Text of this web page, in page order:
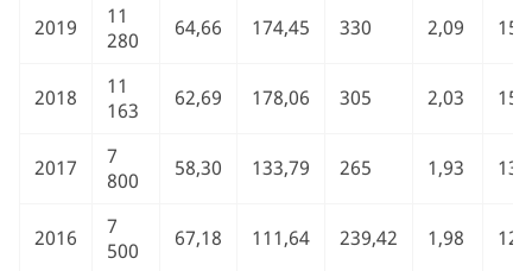
2019
11
280
64,66 174,45 330 2,09
2018
11
163
62,69 178,06 305 2,03
2017
7
800
58,30 133,79 265 1,93
2016
7
500
67,18 111,64 239,42 1,98